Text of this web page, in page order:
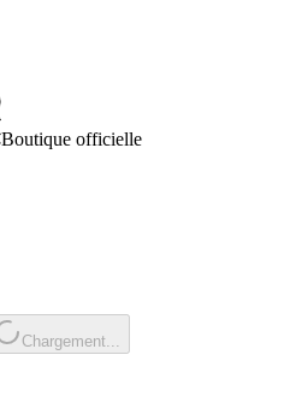
Boutique officielle
Chargement...